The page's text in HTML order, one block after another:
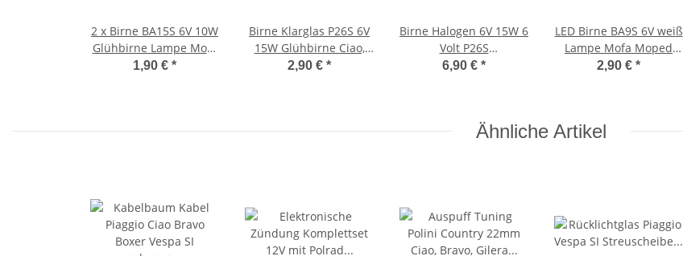
2 x Birne BA15S 6V 10W
Glühbirne Lampe Mofa
Moped Mokick
1,90 € *
Birne Klarglas P26S 6V
15W Glühbirne Ciao,
Bravo Scheinwerfer -
2,90 € *
Birne Halogen 6V 15W 6
Volt P26S
Frontscheinwerfer
6,90 € *
LED Birne BA9S 6V weiß
Lampe Mofa Moped
Mokick Motorrad
2,90 € *
Ähnliche Artikel